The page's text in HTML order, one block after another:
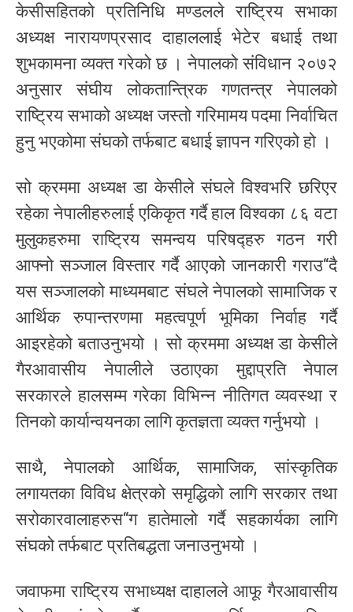
केसीसहितको प्रतिनिधि मण्डलले राष्ट्रिय सभाका
अध्यक्ष नारायणप्रसाद दाहाललाई भेटेर बधाई तथा
शुभकामना व्यक्त गरेको छ । नेपालको संविधान २०७२
अनुसार संघीय लोकतान्त्रिक गणतन्त्र नेपालको
राष्ट्रिय सभाको अध्यक्ष जस्तो गरिमामय पदमा निर्वाचित
हुनु भएकोमा संघको तर्फबाट बधाई ज्ञापन गरिएको हो ।
सो क्रममा अध्यक्ष डा केसीले संघले विश्वभरि छरिएर
रहेका नेपालीहरुलाई एकिकृत गर्दै हाल विश्वका ८६ वटा
मुलुकहरुमा राष्ट्रिय समन्वय परिषद्हरु गठन गरी
आफ्नो सञ्जाल विस्तार गर्दै आएको जानकारी गराउ“दै
यस सञ्जालको माध्यमबाट संघले नेपालको सामाजिक र
आर्थिक रुपान्तरणमा महत्वपूर्ण भूमिका निर्वाह गर्दै
आइरहेको बताउनुभयो । सो क्रममा अध्यक्ष डा केसीले
गैरआवासीय नेपालीले उठाएका मुद्दाप्रति नेपाल
सरकारले हालसम्म गरेका विभिन्न नीतिगत व्यवस्था र
तिनको कार्यान्वयनका लागि कृतज्ञता व्यक्त गर्नुभयो ।
साथै, नेपालको आर्थिक, सामाजिक, सांस्कृतिक
लगायतका विविध क्षेत्रको समृद्धिको लागि सरकार तथा
सरोकारवालाहरुस“ग हातेमालो गर्दै सहकार्यका लागि
संघको तर्फबाट प्रतिबद्धता जनाउनुभयो ।
जवाफमा राष्ट्रिय सभाध्यक्ष दाहालले आफू गैरआवासीय